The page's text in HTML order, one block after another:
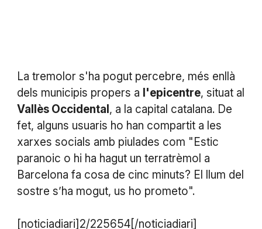
La tremolor s'ha pogut percebre, més enllà
dels municipis propers a l'epicentre, situat al
Vallès Occidental , a la capital catalana. De
fet, alguns usuaris ho han compartit a les
xarxes socials amb piulades com "Estic
paranoic o hi ha hagut un terratrèmol a
Barcelona fa cosa de cinc minuts? El llum del
sostre s’ha mogut, us ho prometo".
[noticiadiari]2/225654[/noticiadiari]